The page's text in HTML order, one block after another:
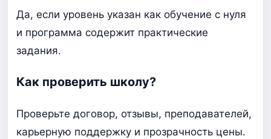
Да, если уровень указан как обучение с нуля
и программа содержит практические
задания.
Как проверить школу?
Проверьте договор, отзывы, преподавателей,
карьерную поддержку и прозрачность цены.